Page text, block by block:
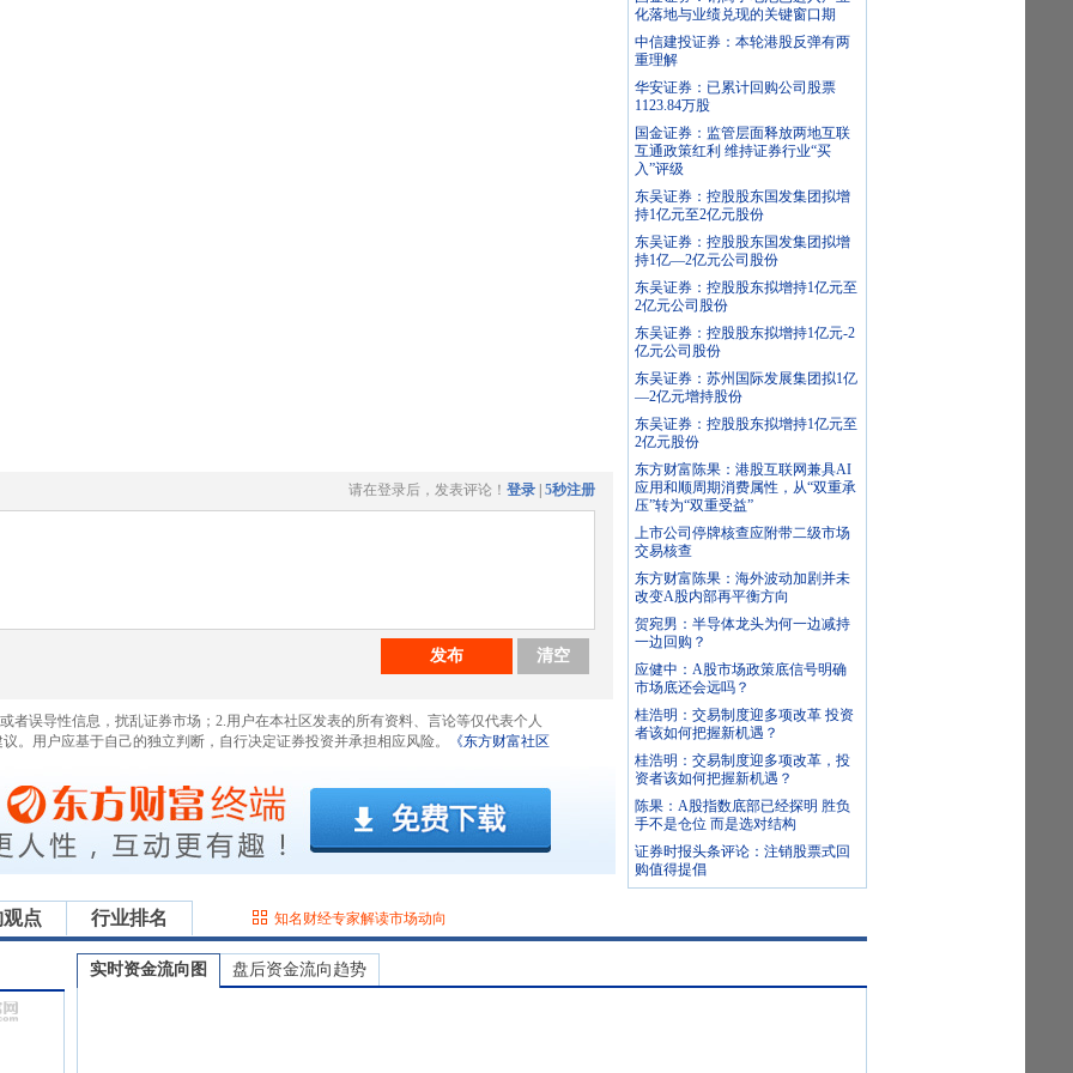
请在登录后，发表评论！ 登录 5秒注册
发布 清空
者误导性信息，扰乱证券市场；2.用户在本社区发表的所有资料、言论等仅代表个人
。用户应基于自己的独立判断，自行决定证券投资并承担相应风险。
《东方财富社区
化落地与业绩兑现的关键窗口期
中信建投证券：本轮港股反弹有两
重理解
华安证券：已累计回购公司股票
1123.84万股
国金证券：监管层面释放两地互联
互通政策红利 维持证券行业“买
入”评级
东吴证券：控股股东国发集团拟增
持1亿元至2亿元股份
东吴证券：控股股东国发集团拟增
持1亿—2亿元公司股份
东吴证券：控股股东拟增持1亿元至
2亿元公司股份
东吴证券：控股股东拟增持1亿元-2
亿元公司股份
东吴证券：苏州国际发展集团拟1亿
—2亿元增持股份
东吴证券：控股股东拟增持1亿元至
2亿元股份
东方财富陈果：港股互联网兼具AI
应用和顺周期消费属性，从“双重承
压”转为“双重受益”
上市公司停牌核查应附带二级市场
交易核查
东方财富陈果：海外波动加剧并未
改变A股内部再平衡方向
贺宛男：半导体龙头为何一边减持
一边回购？
应健中：A股市场政策底信号明确
市场底还会远吗？
桂浩明：交易制度迎多项改革 投资
者该如何把握新机遇？
桂浩明：交易制度迎多项改革，投
资者该如何把握新机遇？
陈果：A股指数底部已经探明 胜负
手不是仓位 而是选对结构
证券时报头条评论：注销股票式回
购值得提倡
点 行业排名 知名财经专家解读市场动向
实时资金流向图 盘后资金流向趋势